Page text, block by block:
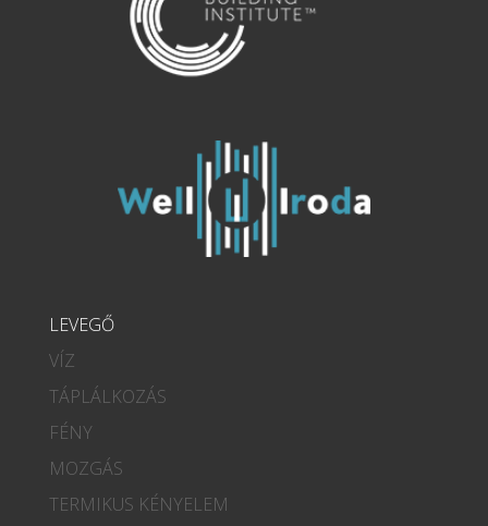
LEVEGŐ
VÍZ
TÁPLÁLKOZÁS
FÉNY
MOZGÁS
TERMIKUS KÉNYELEM